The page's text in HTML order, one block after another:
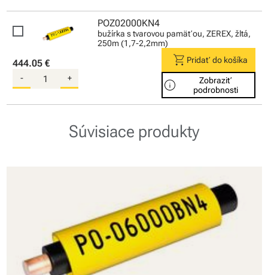
POZ02000KN4
bužírka s tvarovou pamäťou, ZEREX, žltá,
250m (1,7-2,2mm)
444.05 €
- +
shopping_cart Pridať do košíka
info
Zobraziť
podrobnosti
Súvisiace produkty